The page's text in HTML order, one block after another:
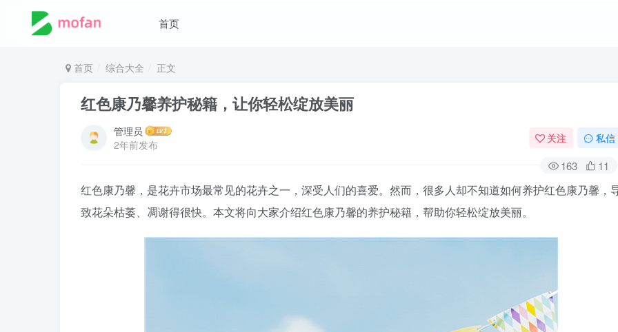
首页
首页 综合大全 正文
红色康乃馨养护秘籍，让你轻松绽放美丽
管理员
2年前发布
关注 私信
163 11
红色康乃馨，是花卉市场最常见的花卉之一，深受人们的喜爱。然而，很多人却不知道如何养护红色康乃馨，
致花朵枯萎、凋谢得很快。本文将向大家介绍红色康乃馨的养护秘籍，帮助你轻松绽放美丽。